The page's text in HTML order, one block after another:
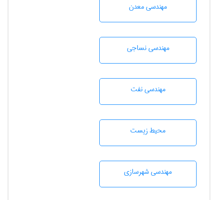
مهندسی معدن
مهندسي نساجی
مهندسی نفت
محيط زيست
مهندسی شهرسازی